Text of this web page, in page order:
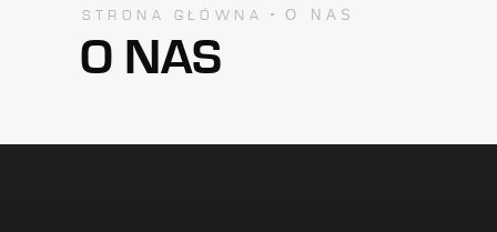
STRONA GŁÓWNA O NAS
O NAS